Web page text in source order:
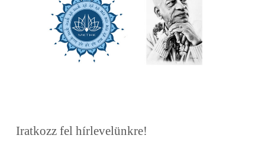
Iratkozz fel hírlevelünkre!